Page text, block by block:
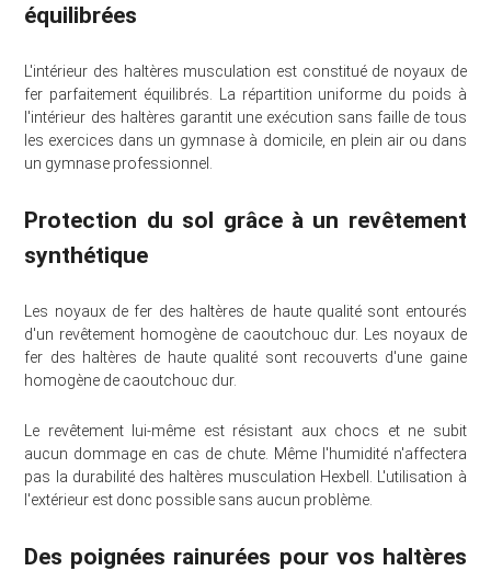
équilibrées
L'intérieur des haltères musculation est constitué de noyaux de
fer parfaitement équilibrés. La répartition uniforme du poids à
l'intérieur des haltères garantit une exécution sans faille de tous
les exercices dans un gymnase à domicile, en plein air ou dans
un gymnase professionnel.
Protection du sol grâce à un revêtement
synthétique
Les noyaux de fer des haltères de haute qualité sont entourés
d'un revêtement homogène de caoutchouc dur. Les noyaux de
fer des haltères de haute qualité sont recouverts d'une gaine
homogène de caoutchouc dur.
Le revêtement lui-même est résistant aux chocs et ne subit
aucun dommage en cas de chute. Même l'humidité n'affectera
pas la durabilité des haltères musculation Hexbell. L'utilisation à
l'extérieur est donc possible sans aucun problème.
Des poignées rainurées pour vos haltères